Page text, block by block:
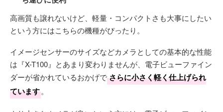
高画質も譲れないけど、軽量・コンパクトさも大事にしたい
という方にはこちらの機種がぴったり。
イメージセンサーのサイズなどカメラとしての基本的な性能
は『X-T100』とあまり変わりませんが、電子ビューファイン
ダーが省かれているおかげでさらに小さく軽く仕上げられ
ています。